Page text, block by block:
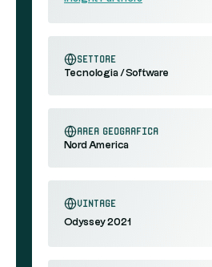
settore
Tecnologia / Software
area geografica
Nord America
Vintage
Odyssey 2021